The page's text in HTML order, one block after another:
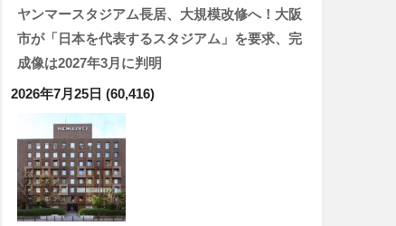
ヤンマースタジアム長居、大規模改修へ！大阪
市が「日本を代表するスタジアム」を要求、完
成像は2027年3月に判明
2026年7月25日 (60,416)